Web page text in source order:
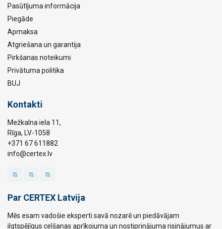
Pasūtījuma informācija
Piegāde
Apmaksa
Atgriešana un garantija
Pirkšanas noteikumi
Privātuma politika
BUJ
Kontakti
Mežkalna iela 11,
Rīga, LV-1058
+371 67 611882
info@certex.lv
Par CERTEX Latvija
Mēs esam vadošie eksperti savā nozarē un piedāvājam
ilgtspējīgus celšanas aprīkojuma un nostiprinājuma risinājumus ar